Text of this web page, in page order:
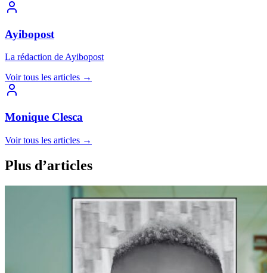
Ayibopost
La rédaction de Ayibopost
Voir tous les articles →
Monique Clesca
Voir tous les articles →
Plus d’articles